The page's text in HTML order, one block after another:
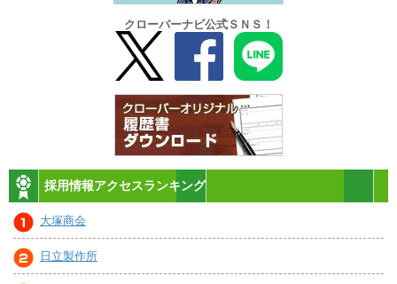
クローバーナビ公式ＳＮＳ！
採用情報アクセスランキング
大塚商会
日立製作所